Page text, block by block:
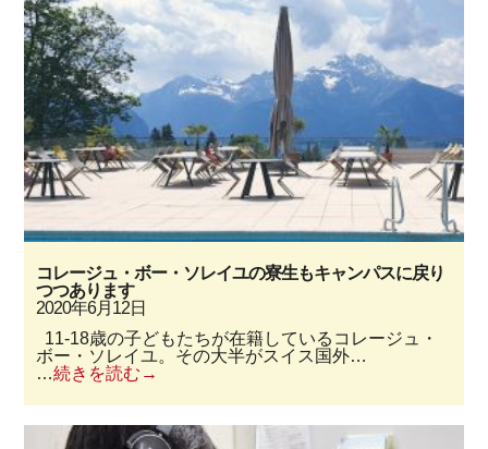
コレージュ・ボー・ソレイユの寮生もキャンパスに戻り
つつあります
2020年6月12日
11-18歳の子どもたちが在籍しているコレージュ・
ボー・ソレイユ。その大半がスイス国外…
…続きを読む